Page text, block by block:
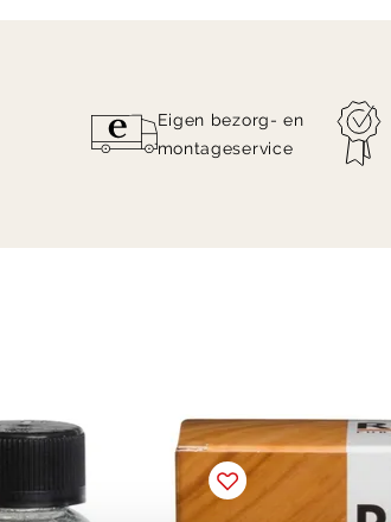
Eigen bezorg- en
montageservice